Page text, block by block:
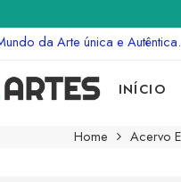
da Arte única e Autêntica.
INÍCIO
Home Acervo